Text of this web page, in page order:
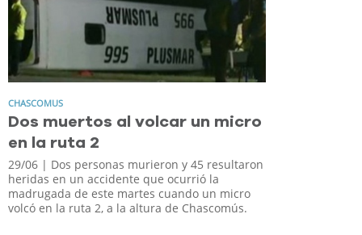
CHASCOMUS
Dos muertos al volcar un micro
en la ruta 2
29/06 | Dos personas murieron y 45 resultaron
heridas en un accidente que ocurrió la
madrugada de este martes cuando un micro
volcó en la ruta 2, a la altura de Chascomús.